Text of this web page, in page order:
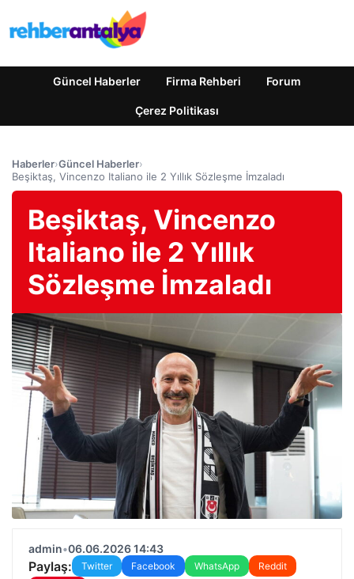
Güncel Haberler Firma Rehberi Forum
Çerez Politikası
Haberler›Güncel Haberler›
Beşiktaş, Vincenzo Italiano ile 2 Yıllık Sözleşme İmzaladı
Beşiktaş, Vincenzo
Italiano ile 2 Yıllık
Sözleşme İmzaladı
admin•06.06.2026 14:43
Paylaş: Twitter Facebook WhatsApp
Reddit